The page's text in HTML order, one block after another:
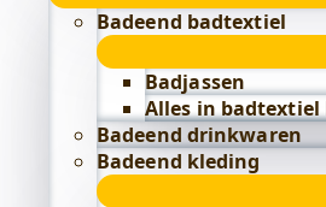
Badeend badtextiel
Badjassen
Alles in
Badeend drinkwaren
Badeend kleding